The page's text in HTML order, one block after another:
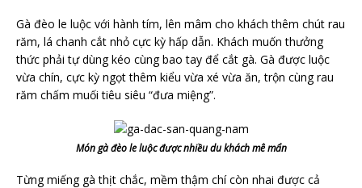
Gà đèo le luộc với hành tím, lên mâm cho khách thêm chút rau
răm, lá chanh cắt nhỏ cực kỳ hấp dẫn. Khách muốn thưởng
thức phải tự dùng kéo cùng bao tay để cắt gà. Gà được luộc
vừa chín, cực kỳ ngọt thêm kiểu vừa xé vừa ăn, trộn cùng rau
răm chấm muối tiêu siêu “đưa miệng”.
Món gà đèo le luộc được nhiều du khách mê mẩn
Từng miếng gà thịt chắc, mềm thậm chí còn nhai được cả